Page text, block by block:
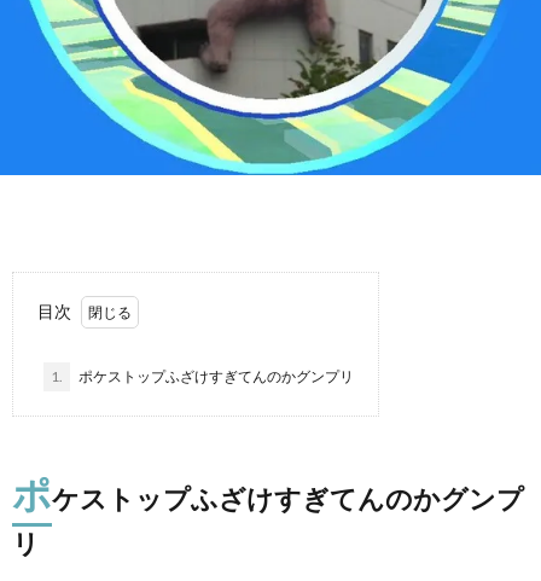
目次
1. ポケストップふざけすぎてんのかグンプリ
ポケストップふざけすぎてんのかグンプ
リ